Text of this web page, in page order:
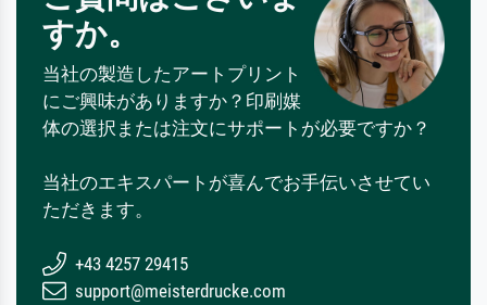
すか。
当社の製造したアートプリント
にご興味がありますか？印刷媒
体の選択または注文にサポートが必要ですか？
当社のエキスパートが喜んでお手伝いさせてい
ただきます。
+43 4257 29415
support@meisterdrucke.com